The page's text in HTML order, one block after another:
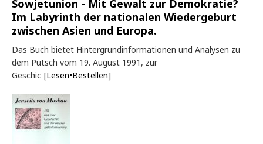
Sowjetunion - Mit Gewalt zur Demokratie?
Im Labyrinth der nationalen Wiedergeburt
zwischen Asien und Europa.
Das Buch bietet Hintergrundinformationen und Analysen zu
dem Putsch vom 19. August 1991, zur
Geschic [Lesen•Bestellen]